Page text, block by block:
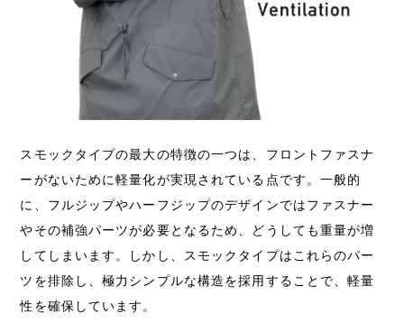
スモックタイプの最大の特徴の一つは、フロントファスナ
ーがないために軽量化が実現されている点です。一般的
に、フルジップやハーフジップのデザインではファスナー
やその補強パーツが必要となるため、どうしても重量が増
してしまいます。しかし、スモックタイプはこれらのパー
ツを排除し、極力シンプルな構造を採用することで、軽量
性を確保しています。